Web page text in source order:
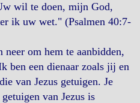
wil te doen, mijn God,
ik uw wet." (Psalmen 40:7-
om hem te aanbidden,
ben een dienaar zoals jij en
van Jezus getuigen. Je
van Jezus is